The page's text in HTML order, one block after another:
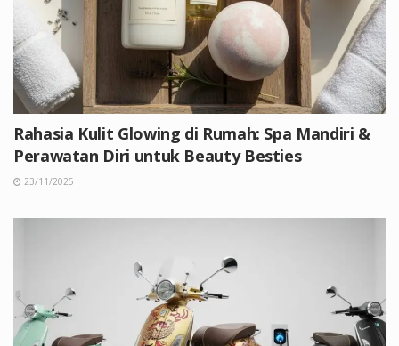
Rahasia Kulit Glowing di Rumah: Spa Mandiri &
Perawatan Diri untuk Beauty Besties
23/11/2025